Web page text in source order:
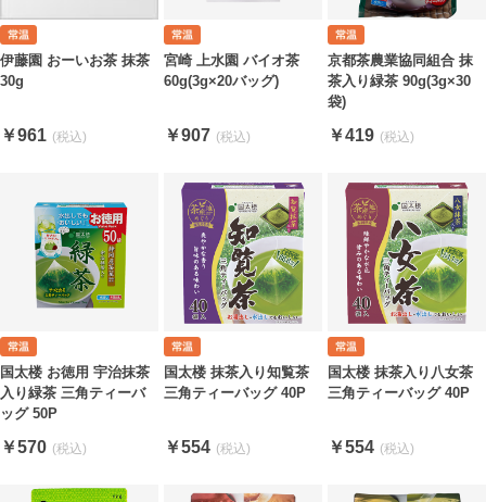
伊藤園 おーいお茶 抹茶
30g
￥961
宮崎 上水園 バイオ茶
60g(3g×20バッグ)
￥907
京都茶農業協同組合 抹
茶入り緑茶 90g(3g×30
袋)
￥419
国太楼 お徳用 宇治抹茶
入り緑茶 三角ティーバ
ッグ 50P
￥570
国太楼 抹茶入り知覧茶
三角ティーバッグ 40P
￥554
国太楼 抹茶入り八女茶
三角ティーバッグ 40P
￥554